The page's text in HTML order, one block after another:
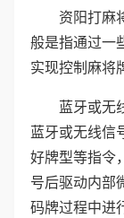
资阳打麻
般是指通过一
实现控制麻将
蓝牙或无
蓝牙或无线信
好牌型等指令
号后驱动内部
码牌过程中进